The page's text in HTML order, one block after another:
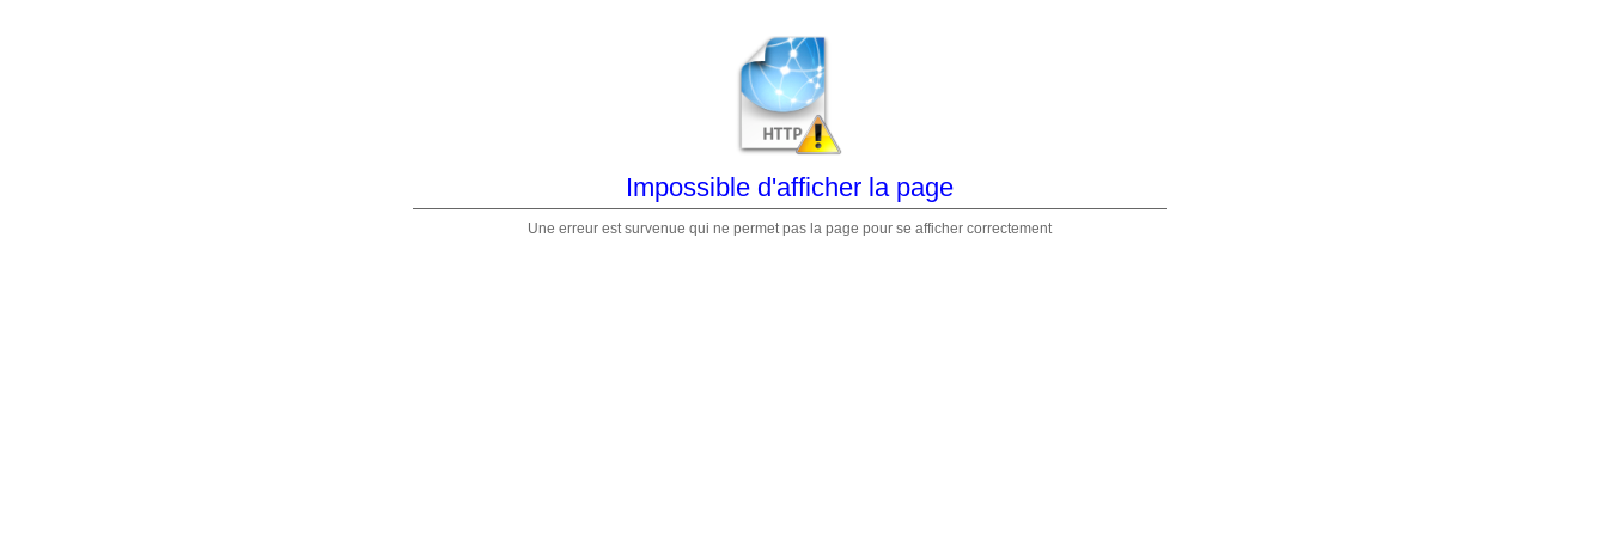
Impossible d'afficher la page
Une erreur est survenue qui ne permet pas la page pour se afficher correctement